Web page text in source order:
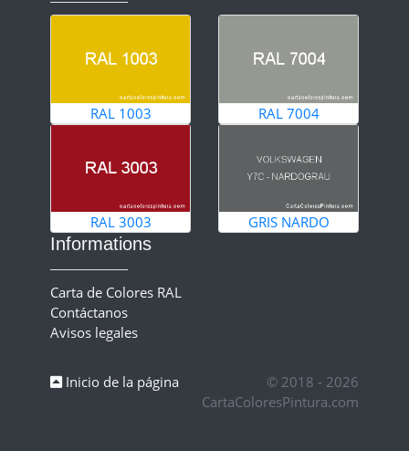
RAL 1003 RAL 7004
RAL 3003 GRIS NARDO
Informations
Carta de Colores RAL
Contáctanos
Avisos legales
Inicio de la página
© 2018 - 2026
CartaColoresPintura.com